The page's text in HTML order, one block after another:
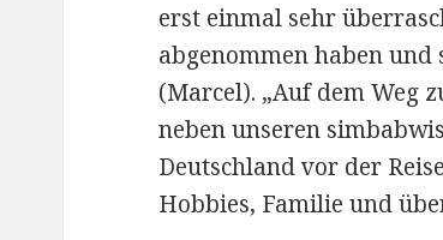
erst einmal sehr
abgenommen haben und
(Marcel). „Auf dem Weg
neben unseren
Deutschland vor der
Hobbies, Familie und